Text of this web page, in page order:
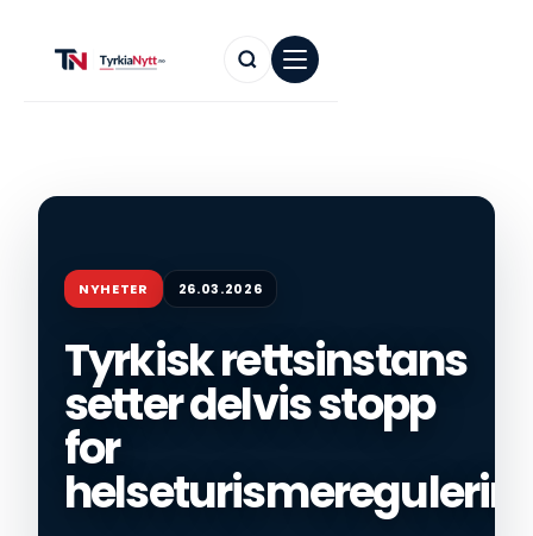
NYHETER 26.03.2026
Tyrkisk rettsinstans
setter delvis stopp
for